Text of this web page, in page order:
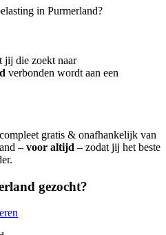
in Purmerland?
jij die zoekt naar
verbonden wordt aan een
gratis & onafhankelijk van
– voor altijd – zodat jij het beste
gezocht?